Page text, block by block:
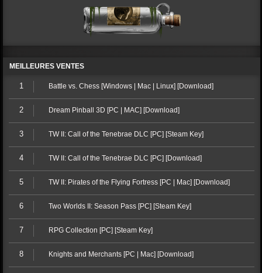
MEILLEURES VENTES
1 Battle vs. Chess [Windows | Mac | Linux] [Download]
2 Dream Pinball 3D [PC | MAC] [Download]
3 TW II: Call of the Tenebrae DLC [PC] [Steam Key]
4 TW II: Call of the Tenebrae DLC [PC] [Download]
5 TW II: Pirates of the Flying Fortress [PC | Mac] [Download]
6 Two Worlds II: Season Pass [PC] [Steam Key]
7 RPG Collection [PC] [Steam Key]
8 Knights and Merchants [PC | Mac] [Download]